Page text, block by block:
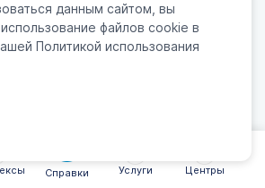
8(812) 301-41-06
Справки Услуги Центры
данным сайтом, вы
файлов cookie в
Политикой использования